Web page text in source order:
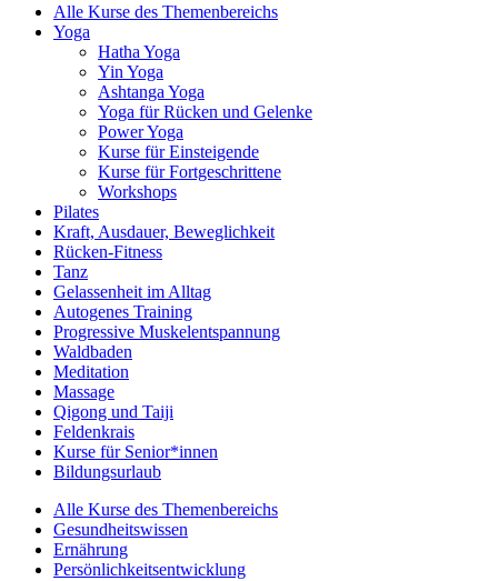
Alle Kurse des Themenbereichs
Yoga
Hatha Yoga
Yin Yoga
Ashtanga Yoga
Yoga für Rücken und Gelenke
Power Yoga
Kurse für Einsteigende
Kurse für Fortgeschrittene
Workshops
Pilates
Kraft, Ausdauer, Beweglichkeit
Rücken-Fitness
Tanz
Gelassenheit im Alltag
Autogenes Training
Progressive Muskelentspannung
Waldbaden
Meditation
Massage
Qigong und Taiji
Feldenkrais
Kurse für Senior*innen
Bildungsurlaub
Alle Kurse des Themenbereichs
Gesundheitswissen
Ernährung
Persönlichkeitsentwicklung